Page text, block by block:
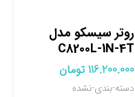
روتر سيسکو مدل
C8200L-1N-4T
116.200.000 تومان
دسته-بندی-نشده